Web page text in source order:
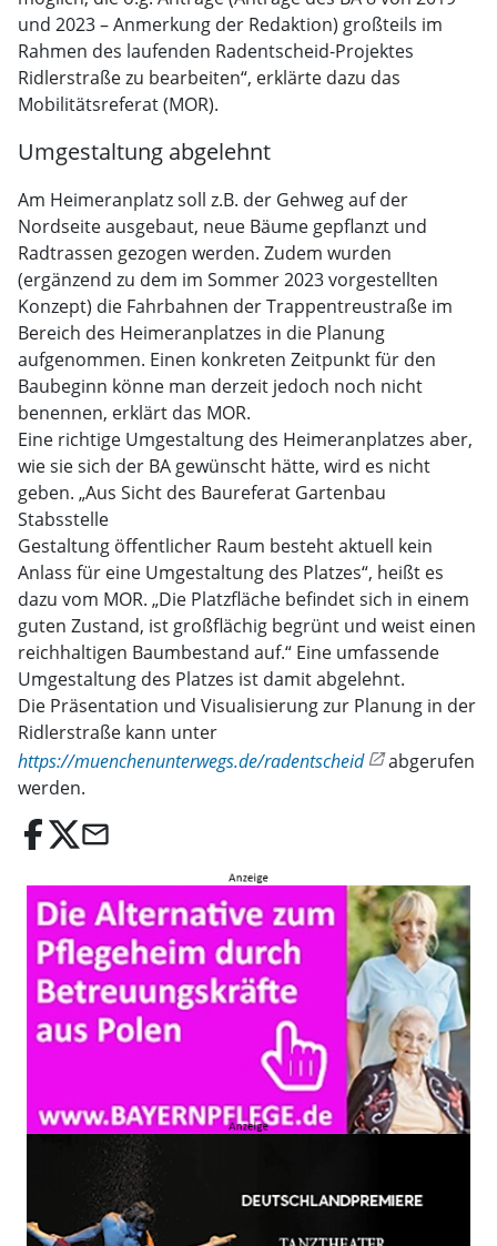
und 2023 – Anmerkung der Redaktion) großteils im
Rahmen des laufenden Radentscheid-Projektes
Ridlerstraße zu bearbeiten“, erklärte dazu das
Mobilitätsreferat (MOR).
Umgestaltung abgelehnt
Am Heimeranplatz soll z.B. der Gehweg auf der
Nordseite ausgebaut, neue Bäume gepflanzt und
Radtrassen gezogen werden. Zudem wurden
(ergänzend zu dem im Sommer 2023 vorgestellten
Konzept) die Fahrbahnen der Trappentreustraße im
Bereich des Heimeranplatzes in die Planung
aufgenommen. Einen konkreten Zeitpunkt für den
Baubeginn könne man derzeit jedoch noch nicht
benennen, erklärt das MOR.
Eine richtige Umgestaltung des Heimeranplatzes aber,
wie sie sich der BA gewünscht hätte, wird es nicht
geben. „Aus Sicht des Baureferat Gartenbau
Stabsstelle
Gestaltung öffentlicher Raum besteht aktuell kein
Anlass für eine Umgestaltung des Platzes“, heißt es
dazu vom MOR. „Die Platzfläche befindet sich in einem
guten Zustand, ist großflächig begrünt und weist einen
reichhaltigen Baumbestand auf.“ Eine umfassende
Umgestaltung des Platzes ist damit abgelehnt.
Die Präsentation und Visualisierung zur Planung in der
Ridlerstraße kann unter
https://muenchenunterwegs.de/radentscheid
abgerufen
werden.
email